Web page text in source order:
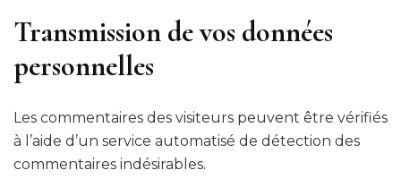
Transmission de vos données
personnelles
Les commentaires des visiteurs peuvent être vérifiés
à l’aide d’un service automatisé de détection des
commentaires indésirables.